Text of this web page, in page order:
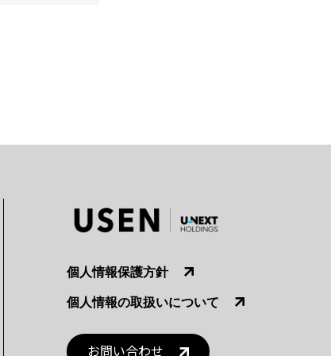
個人情報保護方針
個人情報の取扱いについて
お問い合わせ